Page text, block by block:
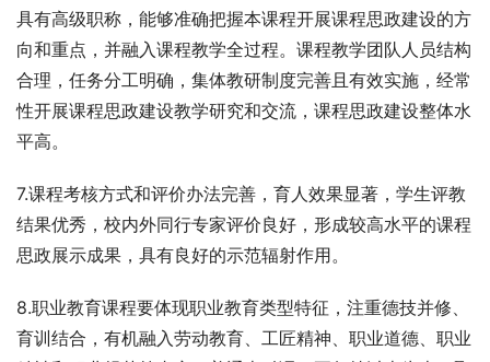
具有高级职称，能够准确把握本课程开展课程思政建设的方
向和重点，并融入课程教学全过程。课程教学团队人员结构
合理，任务分工明确，集体教研制度完善且有效实施，经常
性开展课程思政建设教学研究和交流，课程思政建设整体水
平高。
7.课程考核方式和评价办法完善，育人效果显著，学生评教
结果优秀，校内外同行专家评价良好，形成较高水平的课程
思政展示成果，具有良好的示范辐射作用。
8.职业教育课程要体现职业教育类型特征，注重德技并修、
育训结合，有机融入劳动教育、工匠精神、职业道德、职业